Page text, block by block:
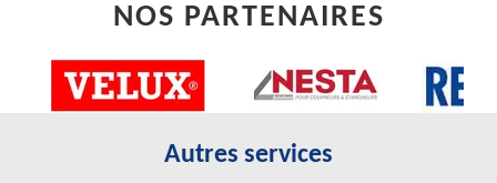
NOS PARTENAIRES
Autres services